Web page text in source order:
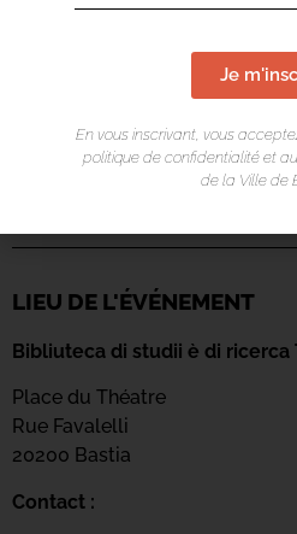
LIEU DE L'ÉVÉNEMENT
Bibliuteca di studii è di ricerca
Place du Théatre
Rue Favalelli
20200 Bastia
Contact :
Je
En vous inscrivant, vous
politique de confidentialité et
de la Ville de